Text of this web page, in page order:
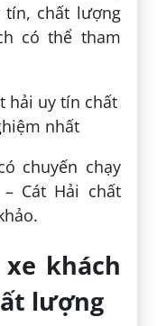
tín, chất lượng
có thể tham
chuyến chạy
Cát Hải chất
khách
lượng